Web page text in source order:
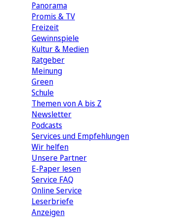
Panorama
Promis & TV
Freizeit
Gewinnspiele
Kultur & Medien
Ratgeber
Meinung
Green
Schule
Themen von A bis Z
Newsletter
Podcasts
Services und Empfehlungen
Wir helfen
Unsere Partner
E-Paper lesen
Service FAQ
Online Service
Leserbriefe
Anzeigen